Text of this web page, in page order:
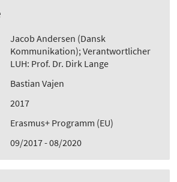
Jacob Andersen (Dansk
Kommunikation); Verantwortlicher
LUH: Prof. Dr. Dirk Lange
Bastian Vajen
2017
Erasmus+ Programm (EU)
09/2017 - 08/2020